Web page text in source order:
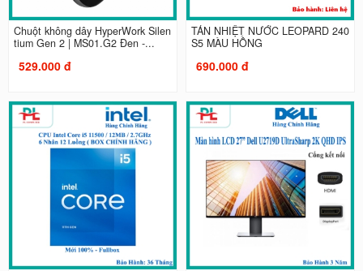
Chuột không dây HyperWork Silen
tium Gen 2 | MS01.G2 Đen -...
529.000 đ
TẢN NHIỆT NƯỚC LEOPARD 240
S5 MÀU HỒNG
690.000 đ